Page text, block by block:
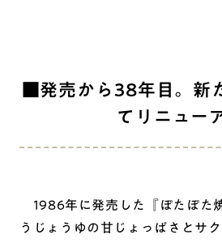
■発売から38年目。新
てリニュー
1986年に発売した『ぽたぽた
うじょうゆの甘じょっぱさとサ